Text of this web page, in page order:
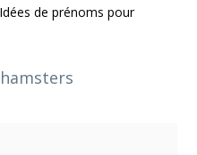
Idées de prénoms pour